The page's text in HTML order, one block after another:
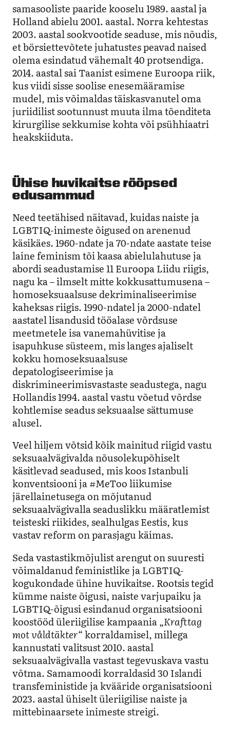
samasooliste paaride kooselu 1989. aastal ja
Holland abielu 2001. aastal. Norra kehtestas
2003. aastal sookvootide seaduse, mis nõudis,
et börsiettevõtete juhatustes peavad naised
olema esindatud vähemalt 40 protsendiga.
2014. aastal sai Taanist esimene Euroopa riik,
kus viidi sisse soolise enesemääramise
mudel, mis võimaldas täiskasvanutel oma
juriidilist sootunnust muuta ilma tõenditeta
kirurgilise sekkumise kohta või psühhiaatri
heakskiiduta.
Ühise huvikaitse rööpsed
edusammud
Need teetähised näitavad, kuidas naiste ja
LGBTIQ-inimeste õigused on arenenud
käsikäes. 1960-ndate ja 70-ndate aastate teise
laine feminism tõi kaasa abielulahutuse ja
abordi seadustamise 11 Euroopa Liidu riigis,
nagu ka – ilmselt mitte kokkusattumusena –
homoseksuaalsuse dekriminaliseerimise
kaheksas riigis. 1990-ndatel ja 2000-ndatel
aastatel lisandusid tööalase võrdsuse
meetmetele isa vanemahüvitise ja
isapuhkuse süsteem, mis langes ajaliselt
kokku homoseksuaalsuse
depatologiseerimise ja
diskrimineerimisvastaste seadustega, nagu
Hollandis 1994. aastal vastu võetud võrdse
kohtlemise seadus seksuaalse sättumuse
alusel.
Veel hiljem võtsid kõik mainitud riigid vastu
seksuaalvägivalda nõusolekupõhiselt
käsitlevad seadused, mis koos Istanbuli
konventsiooni ja #MeToo liikumise
järellainetusega on mõjutanud
seksuaalvägivalla seaduslikku määratlemist
teisteski riikides, sealhulgas Eestis, kus
vastav reform on parasjagu käimas.
Seda vastastikmõjulist arengut on suuresti
võimaldanud feministlike ja LGBTIQ-
kogukondade ühine huvikaitse. Rootsis tegid
kümme naiste õigusi, naiste varjupaiku ja
LGBTIQ-õigusi esindanud organisatsiooni
koostööd üleriigilise kampaania„Krafttag
mot våldtäkter“korraldamisel, millega
kannustati valitsust 2010. aastal
seksuaalvägivalla vastast tegevuskava vastu
võtma. Samamoodi korraldasid 30 Islandi
transfeministide ja kvääride organisatsiooni
2023. aastal ühiselt üleriigilise naiste ja
mittebinaarsete inimeste streigi.